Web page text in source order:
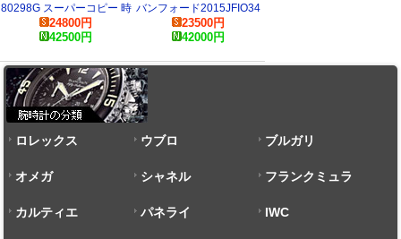
80298G スーパーコピー 時
計
24800円
42500円
バンフォード2015JFIO34
スーパーコピー
23500円
42000円
ロレックス ウブロ ブルガリ
オメガ シャネル フランクミュラ
ー
カルティエ パネライ IWC